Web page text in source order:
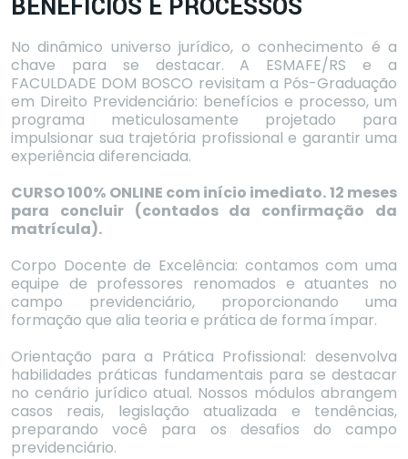
BENEFÍCIOS E PROCESSOS
No dinâmico universo jurídico, o conhecimento é a
chave para se destacar. A ESMAFE/RS e a
FACULDADE DOM BOSCO revisitam a Pós-Graduação
em Direito Previdenciário: benefícios e processo, um
programa meticulosamente projetado para
impulsionar sua trajetória profissional e garantir uma
experiência diferenciada.
CURSO 100% ONLINE com início imediato. 12 meses
para concluir (contados da confirmação da
matrícula).
Corpo Docente de Excelência: contamos com uma
equipe de professores renomados e atuantes no
campo previdenciário, proporcionando uma
formação que alia teoria e prática de forma ímpar.
Orientação para a Prática Profissional: desenvolva
habilidades práticas fundamentais para se destacar
no cenário jurídico atual. Nossos módulos abrangem
casos reais, legislação atualizada e tendências,
preparando você para os desafios do campo
previdenciário.